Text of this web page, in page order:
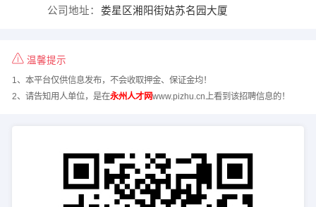
公司地址： 娄星区湘阳街姑苏名园大厦
温馨提示
1、本平台仅供信息发布，不会收取押金、保证金均！
2、请告知用人单位，是在永州人才网www.pizhu.cn上看到该招聘信息的！